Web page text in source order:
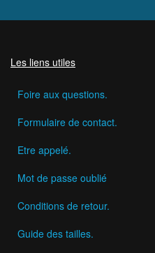
Les liens utiles
Foire aux questions.
Formulaire de contact.
Etre appelé.
Mot de passe oublié
Conditions de retour.
Guide des tailles.